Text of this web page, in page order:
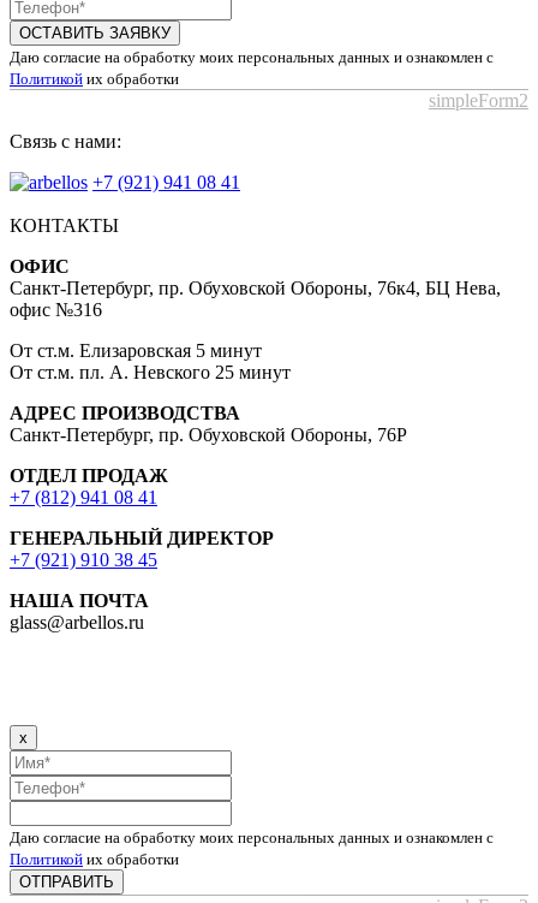
ОСТАВИТЬ ЗАЯВКУ
Даю согласие на обработку моих персональных данных и ознакомлен с
Политикой их обработки
simpleForm2
Связь с нами:
+7 (921) 941 08 41
КОНТАКТЫ
ОФИС
Санкт-Петербург, пр. Обуховской Обороны, 76к4, БЦ Нева,
офис №316
От ст.м. Елизаровская 5 минут
От ст.м. пл. А. Невского 25 минут
АДРЕС ПРОИЗВОДСТВА
Санкт-Петербург, пр. Обуховской Обороны, 76Р
ОТДЕЛ ПРОДАЖ
+7 (812) 941 08 41
ГЕНЕРАЛЬНЫЙ ДИРЕКТОР
+7 (921) 910 38 45
НАША ПОЧТА
glass@arbellos.ru
x
Даю согласие на обработку моих персональных данных и ознакомлен с
Политикой их обработки
ОТПРАВИТЬ